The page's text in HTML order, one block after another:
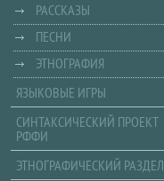
РАССКАЗЫ
ПЕСНИ
ЭТНОГРАФИЯ
ЯЗЫКОВЫЕ ИГРЫ
СИНТАКСИЧЕСКИЙ ПРОЕКТ
РФФИ
ЭТНОГРАФИЧЕСКИЙ РАЗДЕЛ